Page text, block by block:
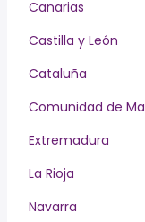
Canarias
Castilla y León
Cataluña
Comunidad de
Extremadura
La Rioja
Navarra